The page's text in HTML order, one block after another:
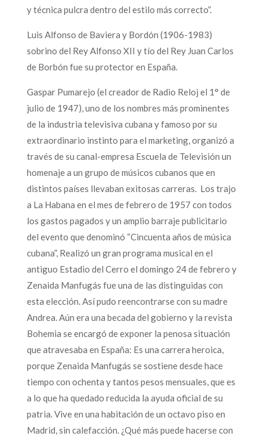
y técnica pulcra dentro del estilo más correcto”.
Luis Alfonso de Baviera y Bordón (1906-1983)
sobrino del Rey Alfonso XII y tío del Rey Juan Carlos
de Borbón fue su protector en España.
Gaspar Pumarejo (el creador de Radio Reloj el 1° de
julio de 1947), uno de los nombres más prominentes
de la industria televisiva cubana y famoso por su
extraordinario instinto para el marketing, organizó a
través de su canal-empresa Escuela de Televisión un
homenaje a un grupo de músicos cubanos que en
distintos países llevaban exitosas carreras. Los trajo
a La Habana en el mes de febrero de 1957 con todos
los gastos pagados y un amplio barraje publicitario
del evento que denominó “Cincuenta años de música
cubana”, Realizó un gran programa musical en el
antiguo Estadio del Cerro el domingo 24 de febrero y
Zenaida Manfugás fue una de las distinguidas con
esta elección. Así pudo reencontrarse con su madre
Andrea. Aún era una becada del gobierno y la revista
Bohemia se encargó de exponer la penosa situación
que atravesaba en España: Es una carrera heroica,
porque Zenaida Manfugás se sostiene desde hace
tiempo con ochenta y tantos pesos mensuales, que es
a lo que ha quedado reducida la ayuda oficial de su
patria. Vive en una habitación de un octavo piso en
Madrid, sin calefacción. ¿Qué más puede hacerse con